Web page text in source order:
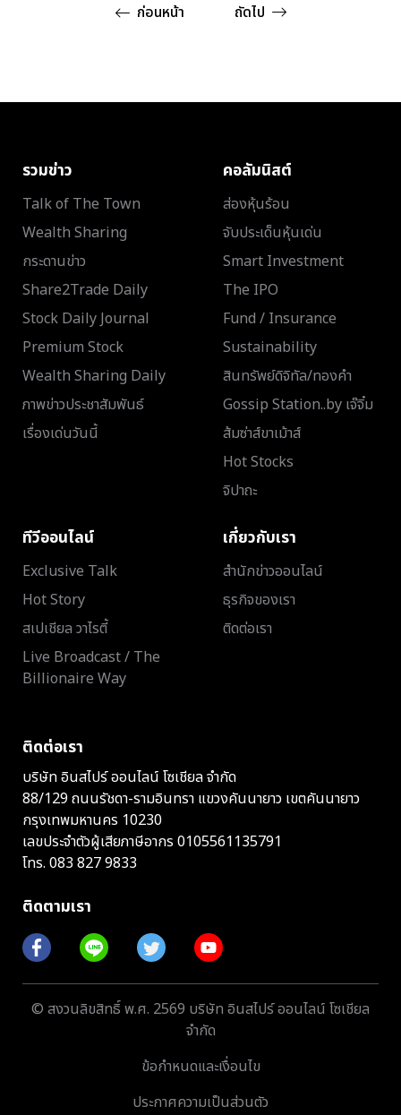
ก่อนหน้า ถัดไป
รวมข่าว
Talk of The Town
Wealth Sharing
กระดานข่าว
Share2Trade Daily
Stock Daily Journal
Premium Stock
Wealth Sharing Daily
ภาพข่าวประชาสัมพันธ์
เรื่องเด่นวันนี้
คอลัมนิสต์
ส่องหุ้นร้อน
จับประเด็นหุ้นเด่น
Smart Investment
The IPO
Fund / Insurance
Sustainability
สินทรัพย์ดิจิทัล/ทองคำ
Gossip Station..by เจ๊จิ๋ม
ส้มซ่าส์ขาเม้าส์
Hot Stocks
จิปาถะ
ทีวีออนไลน์
Exclusive Talk
Hot Story
สเปเชียล วาไรตี้
Live Broadcast / The
Billionaire Way
เกี่ยวกับเรา
สำนักข่าวออนไลน์
ธุรกิจของเรา
ติดต่อเรา
ติดต่อเรา
บริษัท อินสไปร์ ออนไลน์ โซเชียล จำกัด
88/129 ถนนรัชดา-รามอินทรา แขวงคันนายาว เขตคันนายาว
กรุงเทพมหานคร 10230
เลขประจำตัวผู้เสียภาษีอากร 0105561135791
โทร. 083 827 9833
ติดตามเรา
© สงวนลิขสิทธิ์ พ.ศ. 2569 บริษัท อินสไปร์ ออนไลน์ โซเชียล
จำกัด
ข้อกำหนดและเงื่อนไข
ประกาศความเป็นส่วนตัว